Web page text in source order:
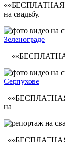
««БЕСПЛАТНАЯ
на свадьбу.
Зеленограде
««БЕСПЛАТНАЯ
Серпухове
««БЕСПЛАТНАЯ
на
««БЕСПЛАТНАЯ